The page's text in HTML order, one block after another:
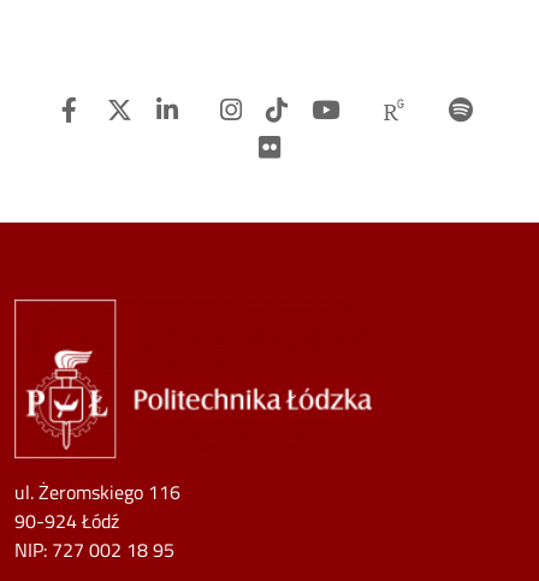
Facebook
Twitter LinkedinInstagram
TiTok Youtube
ul. Żeromskiego 116
90-924 Łódź
NIP: 727 002 18 95